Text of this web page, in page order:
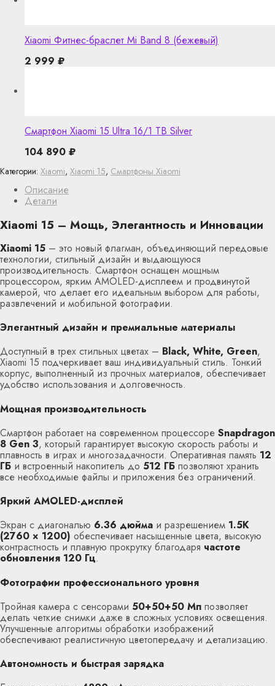
Описание
Детали
Xiaomi 15 – Мощь, Элегантность и Инновации
Xiaomi 15 – это новый флагман, объединяющий передовые
технологии, стильный дизайн и выдающуюся
производительность. Смартфон оснащен мощным
процессором, ярким AMOLED-дисплеем и продвинутой
камерой, что делает его идеальным выбором для работы,
развлечений и мобильной фотографии.
Элегантный дизайн и премиальные материалы
Доступный в трех стильных цветах – Black, White, Green,
Xiaomi 15 подчеркивает ваш индивидуальный стиль. Тонкий
корпус, выполненный из прочных материалов, обеспечивает
удобство использования и долговечность.
Мощная производительность
Смартфон работает на современном процессоре Snapdragon
8 Gen 3, который гарантирует высокую скорость работы и
плавность в играх и многозадачности. Оперативная память 12
ГБ и встроенный накопитель до 512 ГБ позволяют хранить
все необходимые файлы и приложения без ограничений.
Яркий AMOLED-дисплей
Экран с диагональю 6.36 дюйма и разрешением 1.5K
(2760 × 1200) обеспечивает насыщенные цвета, высокую
контрастность и плавную прокрутку благодаря частоте
обновления 120 Гц.
Фотографии профессионального уровня
Тройная камера с сенсорами 50+50+50 Мп позволяет
делать четкие снимки даже в сложных условиях освещения.
Улучшенные алгоритмы обработки изображений
обеспечивают реалистичную цветопередачу и детализацию.
Автономность и быстрая зарядка
Категории: Xiaomi, Xiaomi 15, Смартфоны Xiaomi
Xiaomi Фитнес-браслет Mi Band 8 (бежевый)
2 999 ₽
Смартфон Xiaomi 15 Ultra 16/1 TB Silver
104 890 ₽